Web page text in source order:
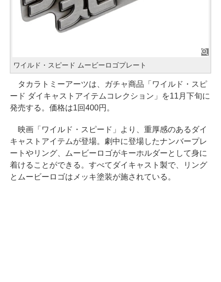
ワイルド・スピード ムービーロゴプレート
タカラトミーアーツは、ガチャ商品「ワイルド・スピ
ード ダイキャストアイテムコレクション」を11月下旬に
発売する。価格は1回400円。
映画「ワイルド・スピード」より、重厚感のあるダイ
キャストアイテムが登場。劇中に登場したナンバープレ
ートやリング、ムービーロゴがキーホルダーとして身に
着けることができる。すべてダイキャスト製で、リング
とムービーロゴはメッキ塗装が施されている。